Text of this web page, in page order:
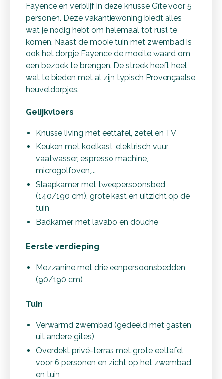
Fayence en verblijf in deze knusse Gîte voor 5
personen. Deze vakantiewoning biedt alles
wat je nodig hebt om helemaal tot rust te
komen. Naast de mooie tuin met zwembad is
ook het dorpje Fayence de moeite waard om
een bezoek te brengen. De streek heeft heel
wat te bieden met al zijn typisch Provençaalse
heuveldorpjes.
Gelijkvloers
Knusse living met eettafel, zetel en TV
Keuken met koelkast, elektrisch vuur,
vaatwasser, espresso machine,
microgolfoven,...
Slaapkamer met tweepersoonsbed
(140/190 cm), grote kast en uitzicht op de
tuin
Badkamer met lavabo en douche
Eerste verdieping
Mezzanine met drie eenpersoonsbedden
(90/190 cm)
Tuin
Verwarmd zwembad (gedeeld met gasten
uit andere gîtes)
Overdekt privé-terras met grote eettafel
voor 6 personen en zicht op het zwembad
en tuin